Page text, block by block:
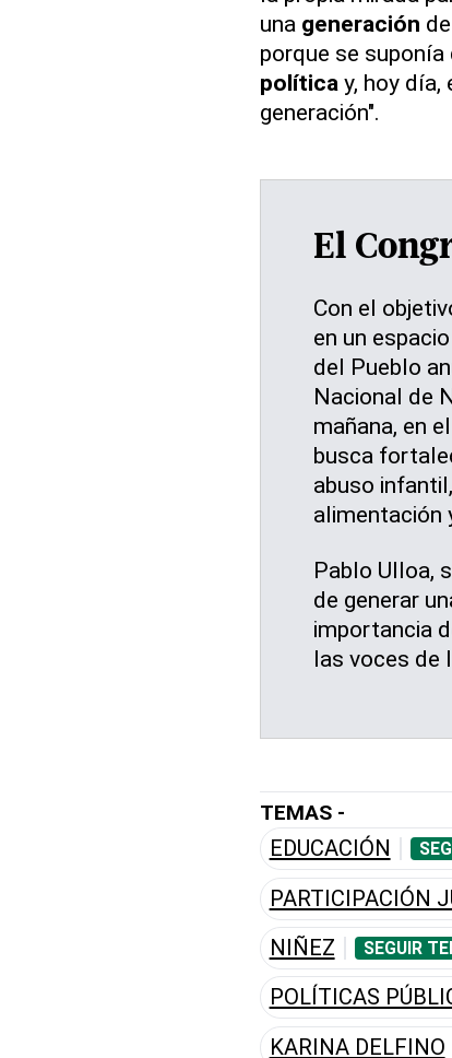
una generación
porque se
política y, hoy día,
generación".
El
Con el
en un
del Pueblo
Nacional de
mañana, en
busca
abuso
alimentación
Pablo Ulloa,
de generar
importancia
las voces de
TEMAS -
EDUCACIÓN
PARTICIPACIÓN
NIÑEZ SEGUIR
POLÍTICAS
KARINA DELFINO